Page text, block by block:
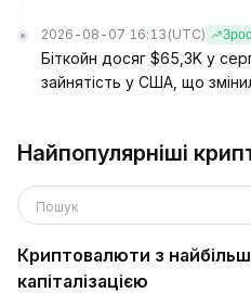
2026-08-07 16:13 (UTC)
Біткойн досяг $65,3K у
зайнятість у США, що
Найпопулярніші
Пошук
Криптовалюти з
капіталізацією